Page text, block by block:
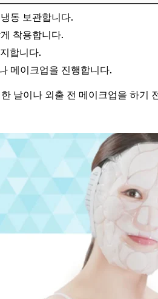
동 보관합니다.
착용합니다.
합니다.
메이크업을 진행합니다.
날이나 외출 전 메이크업을 하기